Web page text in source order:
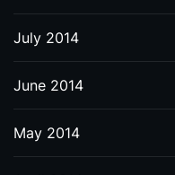
July 2014
June 2014
May 2014